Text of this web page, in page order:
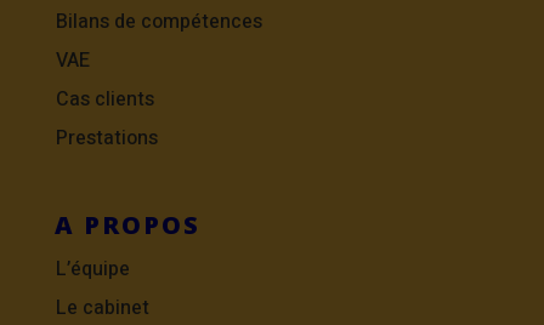
Bilans de compétences
VAE
Cas clients
Prestations
A PROPOS
L’équipe
Le cabinet